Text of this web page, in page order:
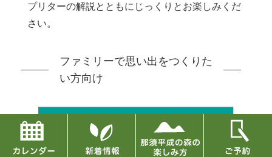
プリターの解説とともにじっくりとお楽しみくだ
さい。
ファミリーで思い出をつくりた
い方向け